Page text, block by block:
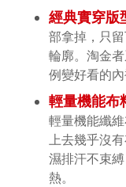
經典實穿版
部拿掉，只
輪廓。淘金
例變好看的內
輕量機能布
輕量機能纖
上去幾乎沒
濕排汗不束
熱。